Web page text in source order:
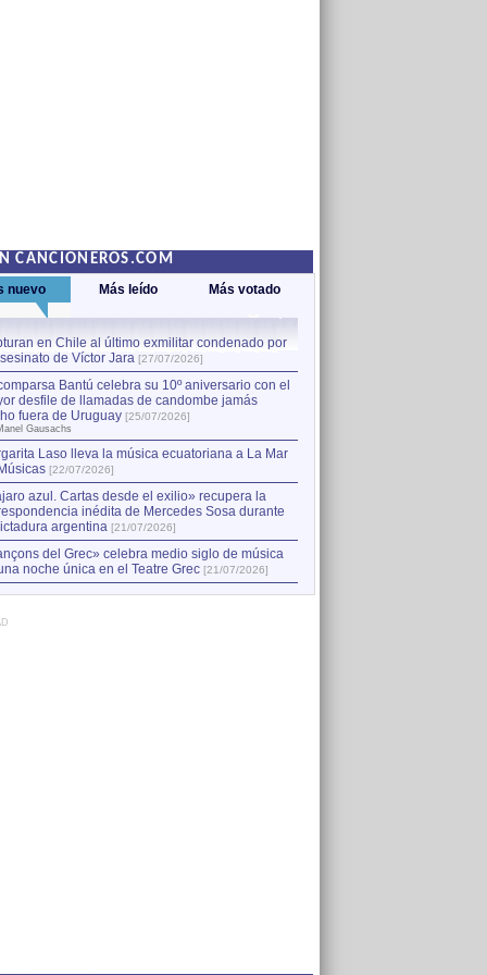
CANCIONEROS.COM
nuevo Más leído Más votado
en Chile al último exmilitar condenado por
de Víctor Jara [27/07/2026]
Bantú celebra su 10º aniversario con el
desfile de llamadas de candombe jamás
fuera de Uruguay [25/07/2026]
Gausachs
Laso lleva la música ecuatoriana a La Mar
[22/07/2026]
azul. Cartas desde el exilio» recupera la
inédita de Mercedes Sosa durante
argentina [21/07/2026]
del Grec» celebra medio siglo de música
noche única en el Teatre Grec [21/07/2026]